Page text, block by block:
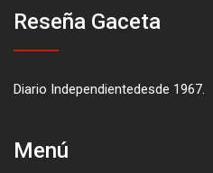
Reseña Gaceta
Diario Independientedesde 1967.
Menú